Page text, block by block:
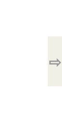
⇨